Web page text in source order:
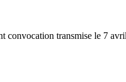
transmise le 7